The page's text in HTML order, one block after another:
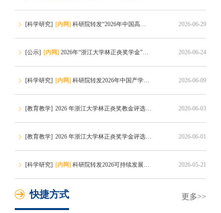
[科学研究] [内网] 科研院转发“2026年中国高校产学研创新基金-未来教育专项申请指南”的通知 2026-06-29
[公示] [内网] 2026年“浙江大学林正炎奖学金”获奖名单公示 2026-06-24
[科学研究] [内网] 科研院转发2026年中国产学研合作促进会科技创新奖申报通知 2026-06-09
[教育教学] 2026 年浙江大学林正炎奖教金评选通知 2026-06-03
[教育教学] 2026 年浙江大学林正炎奖学金评选通知 2026-06-01
[科学研究] [内网] 科研院转发2026可持续发展青年科学家奖申报通知 2026-05-21
快捷方式 更多